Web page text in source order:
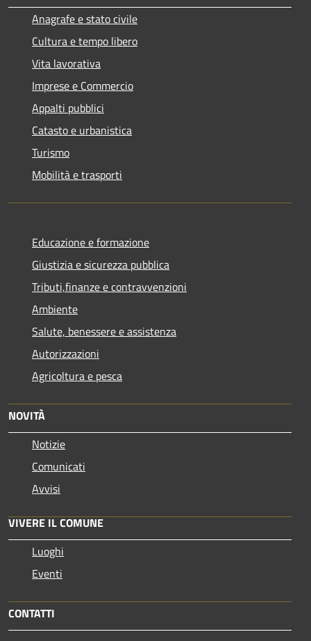
Anagrafe e stato civile
Cultura e tempo libero
Vita lavorativa
Imprese e Commercio
Appalti pubblici
Catasto e urbanistica
Turismo
Mobilità e trasporti
Educazione e formazione
Giustizia e sicurezza pubblica
Tributi,finanze e contravvenzioni
Ambiente
Salute, benessere e assistenza
Autorizzazioni
Agricoltura e pesca
NOVITÀ
Notizie
Comunicati
Avvisi
VIVERE IL COMUNE
Luoghi
Eventi
CONTATTI